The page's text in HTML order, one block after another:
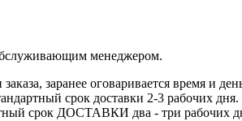
менеджером.
заранее оговаривается время и
срок доставки 2-3 рабочих
срок ДОСТАВКИ два - три рабочих